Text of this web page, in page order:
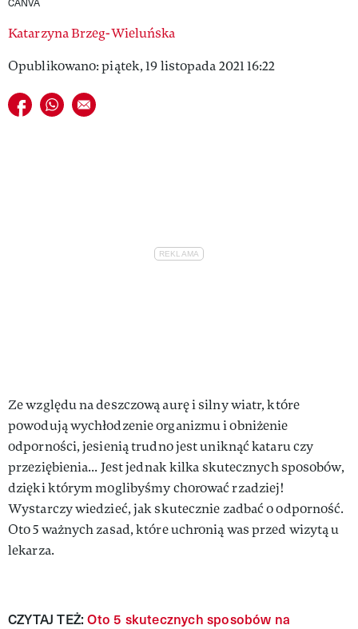
Katarzyna Brzeg-Wieluńska
Opublikowano: piątek, 19 listopada 2021 16:22
Udostępnij na facebook
Udostępnij na whatsapp
E-mail do przyjaciela
Ze względu na deszczową aurę i silny wiatr, które
powodują wychłodzenie organizmu i obniżenie
odporności, jesienią trudno jest uniknąć kataru czy
przeziębienia... Jest jednak kilka skutecznych sposobów,
dzięki którym moglibyśmy chorować rzadziej!
Wystarczy wiedzieć, jak skutecznie zadbać o odporność.
Oto 5 ważnych zasad, które uchronią was przed wizytą u
lekarza.
CZYTAJ TEŻ:Oto 5 skutecznych sposobów na